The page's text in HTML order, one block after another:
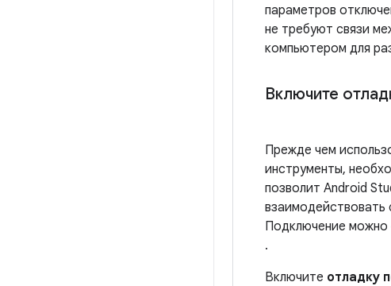
параметров
не требуют связи
компьютером для
Включите
Прежде чем
инструменты,
позволит Android
Подключение можно
.
Включите отладку